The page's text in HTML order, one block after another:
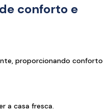
conforto e
proporcionando conforto
a casa fresca.